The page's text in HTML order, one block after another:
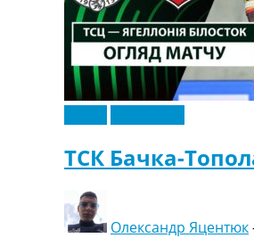
ТСК Бачка-
Олександр Яцентюк